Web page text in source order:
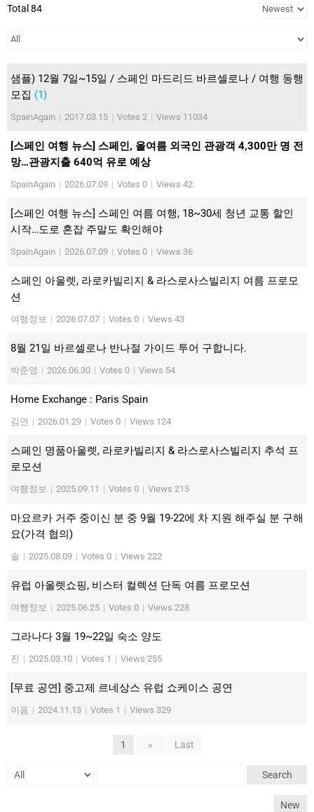
Total 84
샘플) 12월 7일~15일 / 스페인 마드리드 바르셀로나 / 여행 동행
모집 (1)
SpainAgain | 2017.03.15 | Votes 2 | Views 11034
[스페인 여행 뉴스] 스페인, 올여름 외국인 관광객 4,300만 명 전
망…관광지출 640억 유로 예상
SpainAgain | 2026.07.09 | Votes 0 | Views 42
[스페인 여행 뉴스] 스페인 여름 여행, 18~30세 청년 교통 할인
시작…도로 혼잡 주말도 확인해야
SpainAgain | 2026.07.09 | Votes 0 | Views 36
스페인 아울렛, 라로카빌리지 & 라스로사스빌리지 여름 프로모
션
여행정보 | 2026.07.07 | Votes 0 | Views 43
8월 21일 바르셀로나 반나절 가이드 투어 구합니다.
박준영 | 2026.06.30 | Votes 0 | Views 54
Home Exchange : Paris Spain
김연 | 2026.01.29 | Votes 0 | Views 124
스페인 명품아울렛, 라로카빌리지 & 라스로사스빌리지 추석 프
로모션
여행정보 | 2025.09.11 | Votes 0 | Views 215
마요르카 거주 중이신 분 중 9월 19-22에 차 지원 해주실 분 구해
요(가격 협의)
솔 | 2025.08.09 | Votes 0 | Views 222
유럽 아울렛쇼핑, 비스터 컬렉션 단독 여름 프로모션
여행정보 | 2025.06.25 | Votes 0 | Views 228
그라나다 3월 19~22일 숙소 양도
진 | 2025.03.10 | Votes 1 | Views 255
[무료 공연] 중고제 르네상스 유럽 쇼케이스 공연
이음 | 2024.11.13 | Votes 1 | Views 329
1 » Last
Search
New